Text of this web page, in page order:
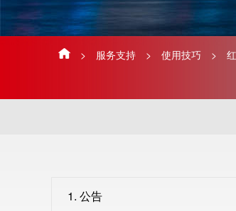
> 服务支持 > 使用技巧 >
1. 公告